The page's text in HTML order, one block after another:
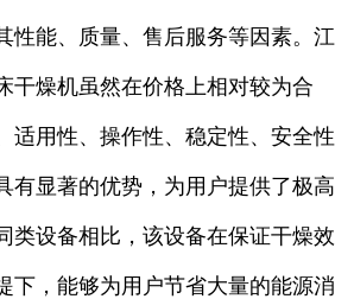
性能、质量、售后服务等因素。江
干燥机虽然在价格上相对较为合
适用性、操作性、稳定性、安全性
有显著的优势，为用户提供了极高
类设备相比，该设备在保证干燥效
下，能够为用户节省大量的能源消